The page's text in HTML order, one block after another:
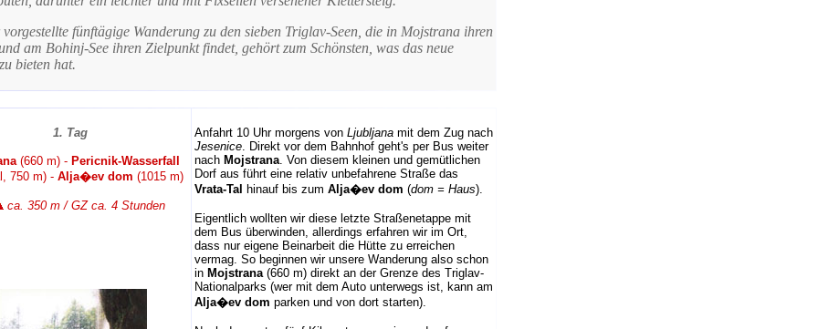
fünftägige Wanderung zu den sieben Triglav-Seen, die in Mojstrana ihren
am Bohinj-See ihren Zielpunkt findet, gehört zum Schönsten, was das neue
bieten hat.
1. Tag
(660 m) - Pericnik-Wasserfall
750 m) - Alja�ev dom (1015 m)
ca. 350 m / GZ ca. 4 Stunden
Anfahrt 10 Uhr morgens von Ljubljana mit dem Zug nach
Jesenice. Direkt vor dem Bahnhof geht's per Bus weiter
nach Mojstrana. Von diesem kleinen und gemütlichen
Dorf aus führt eine relativ unbefahrene Straße das
Vrata-Tal hinauf bis zum Alja�ev dom (dom = Haus).
Eigentlich wollten wir diese letzte Straßenetappe mit
dem Bus überwinden, allerdings erfahren wir im Ort,
dass nur eigene Beinarbeit die Hütte zu erreichen
vermag. So beginnen wir unsere Wanderung also schon
in Mojstrana(660 m) direkt an der Grenze des Triglav-
Nationalparks (wer mit dem Auto unterwegs ist, kann am
Alja�ev dom parken und von dort starten).